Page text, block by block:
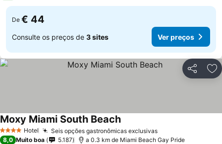
De € 44
Consulte os preços de 3 sites Ver preços
Partilhar
4 EstrelasHotel Seis opções gastronômicas exclusivasVer preços
Moxy Miami South BeachVer preços
8,0 Muito boa 5.187 a 0.3 km de Miami Beach Gay Pride